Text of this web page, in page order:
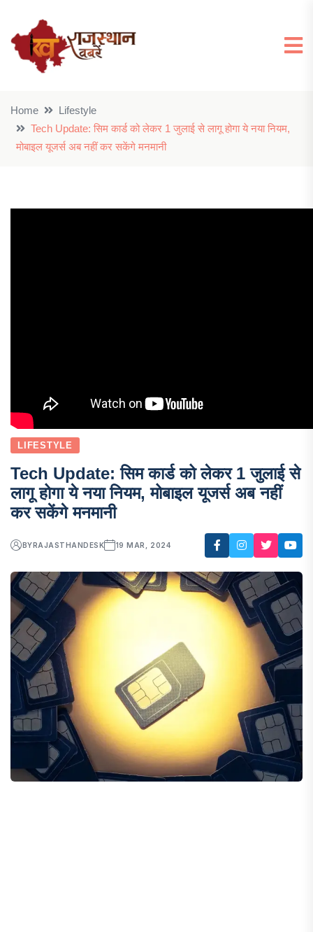
Home
Lifestyle
Tech Update: सिम कार्ड को लेकर 1 जुलाई से लागू होगा ये नया नियम,
मोबाइल यूजर्स अब नहीं कर सकेंगे मनमानी
LIFESTYLE
Tech Update: सिम कार्ड को लेकर 1 जुलाई से
लागू होगा ये नया नियम, मोबाइल यूजर्स अब नहीं
कर सकेंगे मनमानी
BY RAJASTHANDESK 19 MAR, 2024